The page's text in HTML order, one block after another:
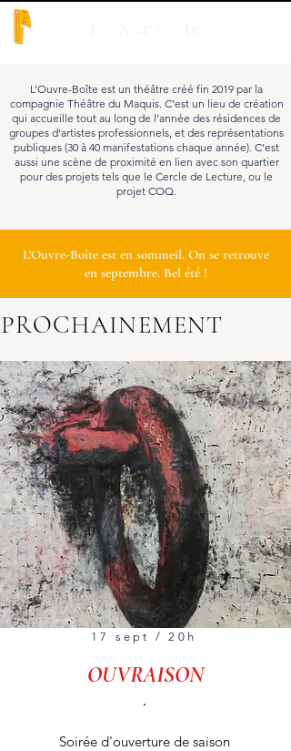
L’Ouvre-Boîte est un théâtre créé fin 2019 par la
compagnie Théâtre du Maquis. C’est un lieu de création
qui accueille tout au long de l’année des résidences de
groupes d’artistes professionnels, et des représentations
publiques (30 à 40 manifestations chaque année). C’est
aussi une scène de proximité en lien avec son quartier
pour des projets tels que le Cercle de Lecture, ou le
projet COQ.
L'Ouvre-Boîte est en sommeil. On se retrouve
en septembre. Bel été !
PROCHAINEMENT
17 sept / 20h
OUVRAISON
.
Soirée d'ouverture de saison